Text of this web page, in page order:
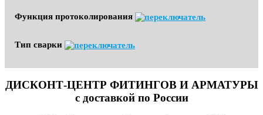
Функция протоколирования
Тип сварки
ДИСКОНТ-ЦЕНТР ФИТИНГОВ И АРМАТУРЫ
с доставкой по России